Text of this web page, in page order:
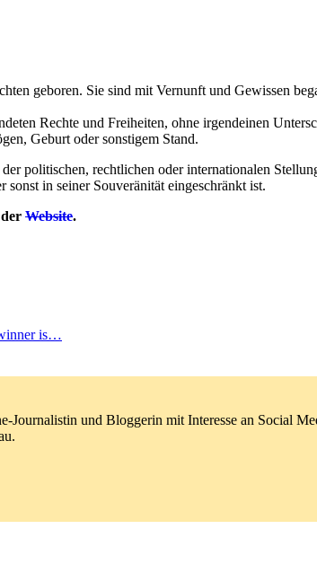
geboren. Sie sind mit Vernunft und Gewissen
Rechte und Freiheiten, ohne irgendeinen
Geburt oder sonstigem Stand.
politischen, rechtlichen oder internationalen
sonst in seiner Souveränität eingeschränkt ist.
Website.
is…
Journalistin und Bloggerin mit Interesse an Social